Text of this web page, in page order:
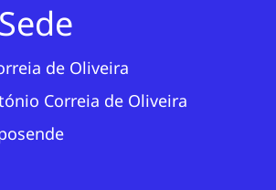
de Oliveira
Correia de Oliveira